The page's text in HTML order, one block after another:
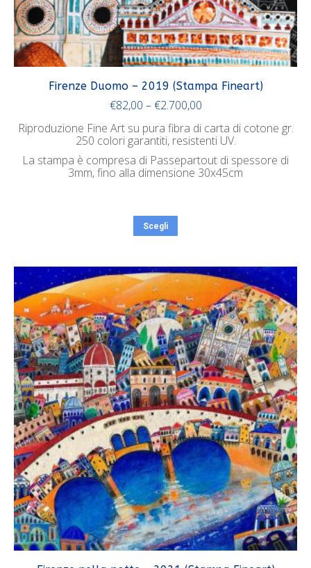
Firenze Duomo – 2019 (Stampa Fineart)
€82,00 –€2.700,00
Riproduzione Fine Art su pura fibra di carta di cotone gr.
250 colori garantiti, resistenti UV.
La stampa è compresa di Passepartout di spessore di
3mm, fino alla dimensione 30x45cm
Scegli